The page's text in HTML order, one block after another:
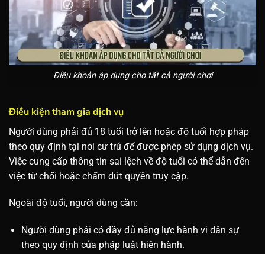
Điều khoản áp dụng cho tất cả người chơi
Điều kiện tham gia dịch vụ
Người dùng phải đủ 18 tuổi trở lên hoặc độ tuổi hợp pháp
theo quy định tại nơi cư trú để được phép sử dụng dịch vụ.
Việc cung cấp thông tin sai lệch về độ tuổi có thể dẫn đến
việc từ chối hoặc chấm dứt quyền truy cập.
Ngoài độ tuổi, người dùng cần:
Người dùng phải có đầy đủ năng lực hành vi dân sự
theo quy định của pháp luật hiện hành.